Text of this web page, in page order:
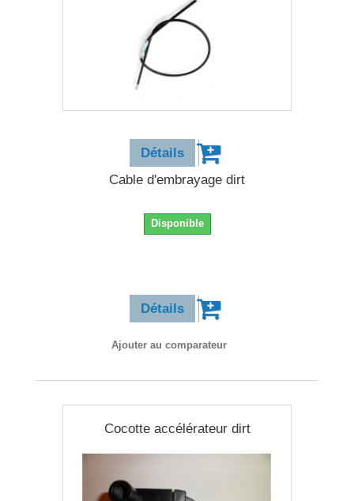
Détails
Cable d'embrayage dirt
Disponible
Détails
Ajouter au comparateur
Cocotte accélérateur dirt